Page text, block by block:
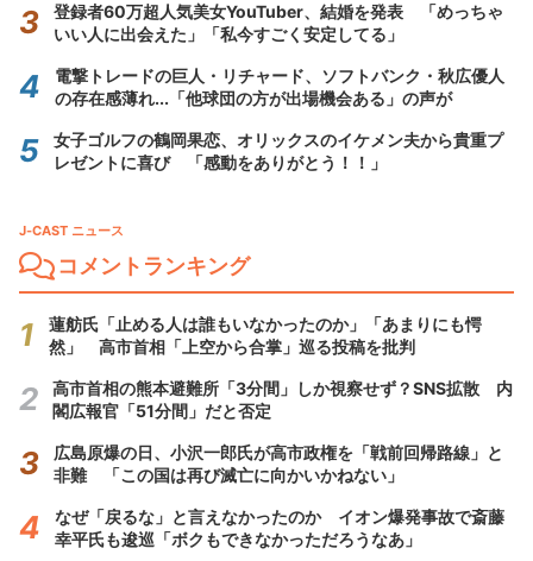
登録者60万超人気美女YouTuber、結婚を発表 「めっちゃ
いい人に出会えた」「私今すごく安定してる」
電撃トレードの巨人・リチャード、ソフトバンク・秋広優人
の存在感薄れ...「他球団の方が出場機会ある」の声が
女子ゴルフの鶴岡果恋、オリックスのイケメン夫から貴重プ
レゼントに喜び 「感動をありがとう！！」
J-CAST ニュース
コメントランキング
蓮舫氏「止める人は誰もいなかったのか」「あまりにも愕
然」 高市首相「上空から合掌」巡る投稿を批判
高市首相の熊本避難所「3分間」しか視察せず？SNS拡散 内
閣広報官「51分間」だと否定
広島原爆の日、小沢一郎氏が高市政権を「戦前回帰路線」と
非難 「この国は再び滅亡に向かいかねない」
なぜ「戻るな」と言えなかったのか イオン爆発事故で斎藤
幸平氏も逡巡「ボクもできなかっただろうなあ」